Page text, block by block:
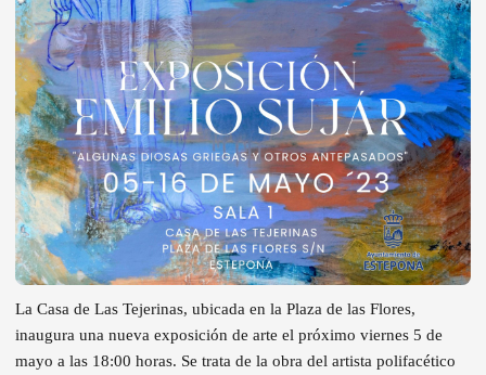
La Casa de Las Tejerinas, ubicada en la Plaza de las Flores,
inaugura una nueva exposición de arte el próximo viernes 5 de
mayo a las 18:00 horas. Se trata de la obra del artista polifacético